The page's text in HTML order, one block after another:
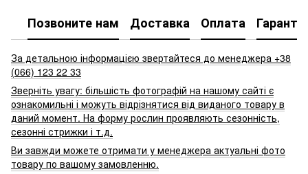
Позвоните нам Доставка Оплата
За детальною інформацією звертайтеся до менеджера +38
(066) 123 22 33
Зверніть увагу: більшість фотографій на нашому сайті є
ознакомильні і можуть відрізнятися від виданого товару в
даний момент. На форму рослин проявляють сезонність,
сезонні стрижки і т.д.
Ви завжди можете отримати у менеджера актуальні фото
товару по вашому замовленню.